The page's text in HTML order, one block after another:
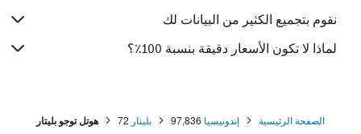
نقوم بتجميع الكثير من البيانات لك
لماذا لا تكون الأسعار دقيقة بنسبة 100٪؟
الصفحة الرئيسية إندونيسيا 97,836 بليتار 72 هوتل توجو بليتار